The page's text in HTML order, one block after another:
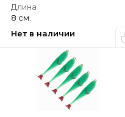
Длина
8 см.
Нет в наличии